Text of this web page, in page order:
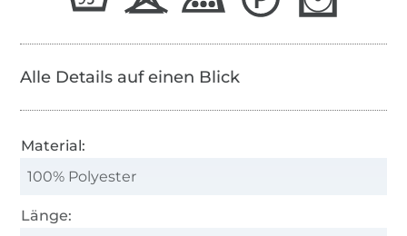
Alle Details auf einen Blick
Material:
100% Polyester
Länge: